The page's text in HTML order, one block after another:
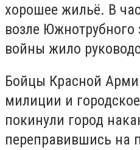
хорошее жильё. В
возле Южнотрубного
войны жило
Бойцы Красной
милиции и
покинули город
переправившись на